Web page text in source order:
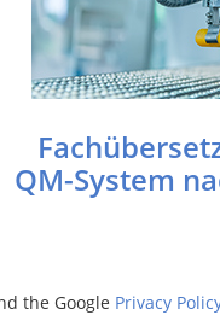
QM-System
the Google Privacy